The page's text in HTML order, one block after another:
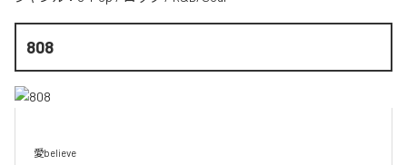
808
愛believe